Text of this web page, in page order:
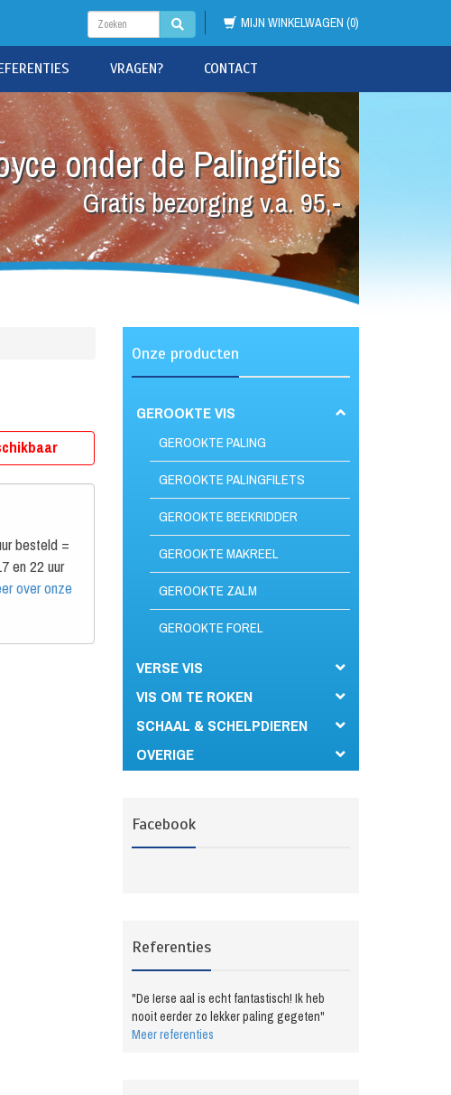
MIJN WINKELWAGEN (0)
VRAGEN? CONTACT
onder de Palingfilets
Gratis bezorging v.a. 95,-
besteld =
en 22 uur
over onze
Onze producten
GEROOKTE VIS
GEROOKTE PALING
GEROOKTE PALINGFILETS
GEROOKTE BEEKRIDDER
GEROOKTE MAKREEL
GEROOKTE ZALM
GEROOKTE FOREL
VERSE VIS
VIS OM TE ROKEN
SCHAAL & SCHELPDIEREN
OVERIGE
Facebook
Referenties
"De Ierse aal is echt fantastisch! Ik heb
nooit eerder zo lekker paling gegeten"
Meer referenties